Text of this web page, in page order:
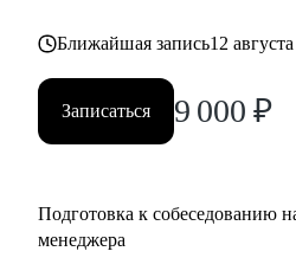
• Для уже опытных
Bizdev-менеджеров, которые
Ближайшая запись12
Записаться 9 000 ₽
Подготовка к собеседованию
менеджера